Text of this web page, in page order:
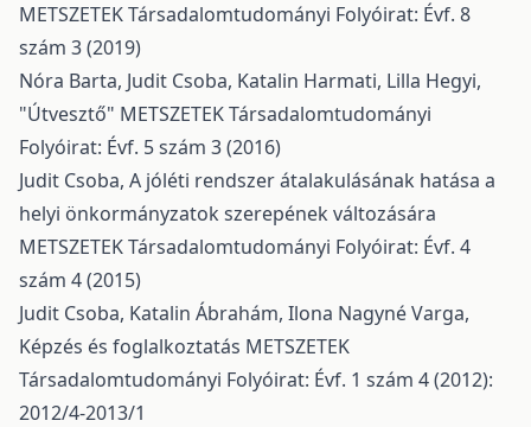
METSZETEK Társadalomtudományi Folyóirat: Évf. 8
szám 3 (2019)
Nóra Barta, Judit Csoba, Katalin Harmati, Lilla Hegyi,
"Útvesztő" METSZETEK Társadalomtudományi
Folyóirat: Évf. 5 szám 3 (2016)
Judit Csoba, A jóléti rendszer átalakulásának hatása a
helyi önkormányzatok szerepének változására
METSZETEK Társadalomtudományi Folyóirat: Évf. 4
szám 4 (2015)
Judit Csoba, Katalin Ábrahám, Ilona Nagyné Varga,
Képzés és foglalkoztatás METSZETEK
Társadalomtudományi Folyóirat: Évf. 1 szám 4 (2012):
2012/4-2013/1